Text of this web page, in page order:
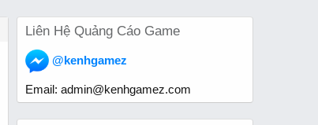
Liên Hệ Quảng Cáo Game
@kenhgamez
Email: admin@kenhgamez.com